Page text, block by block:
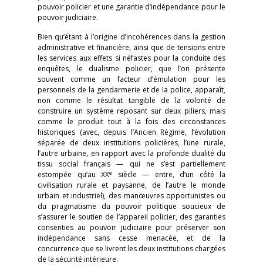
pouvoir policier et une garantie d’indépendance pour le
pouvoir judiciaire.
Bien qu’étant à l’origine d’incohérences dans la gestion
administrative et financière, ainsi que de tensions entre
les services aux effets si néfastes pour la conduite des
enquêtes, le dualisme policier, que l’on présente
souvent comme un facteur d’émulation pour les
personnels de la gendarmerie et de la police, apparaît,
non comme le résultat tangible de la volonté de
construire un système reposant sur deux piliers, mais
comme le produit tout à la fois des circonstances
historiques (avec, depuis l’Ancien Régime, l’évolution
séparée de deux institutions policières, l’une rurale,
l’autre urbaine, en rapport avec la profonde dualité du
tissu social français — qui ne s’est partiellement
estompée qu’au XXe
siècle — entre, d’un côté la
civilisation rurale et paysanne, de l’autre le monde
urbain et industriel), des manœuvres opportunistes ou
du pragmatisme du pouvoir politique soucieux de
s’assurer le soutien de l’appareil policier, des garanties
consenties au pouvoir judiciaire pour préserver son
indépendance sans cesse menacée, et de la
concurrence que se livrent les deux institutions chargées
de la sécurité intérieure.